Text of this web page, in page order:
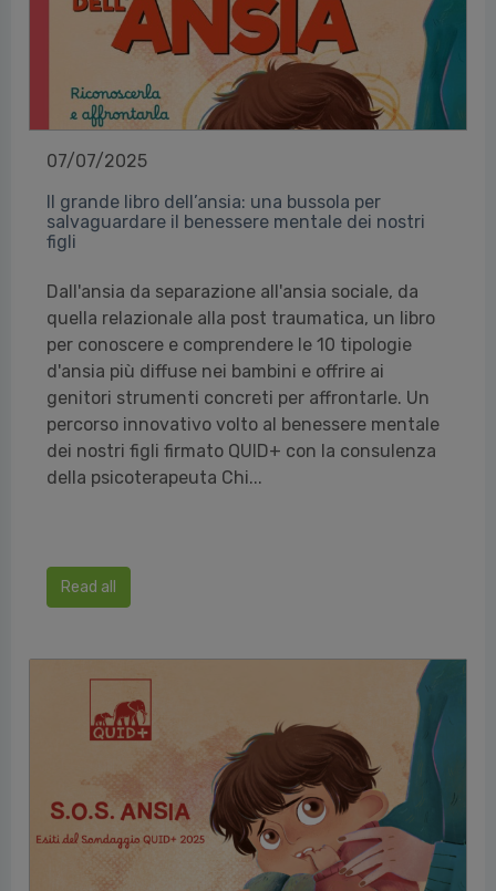
07/07/2025
Il grande libro dell’ansia: una bussola per
salvaguardare il benessere mentale dei nostri
figli
Dall'ansia da separazione all'ansia sociale, da
quella relazionale alla post traumatica, un libro
per conoscere e comprendere le 10 tipologie
d'ansia più diffuse nei bambini e offrire ai
genitori strumenti concreti per affrontarle. Un
percorso innovativo volto al benessere mentale
dei nostri figli firmato QUID+ con la consulenza
della psicoterapeuta Chi...
Read all